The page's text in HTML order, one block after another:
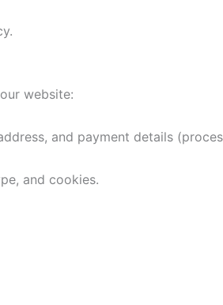
website:
and payment details
and cookies.